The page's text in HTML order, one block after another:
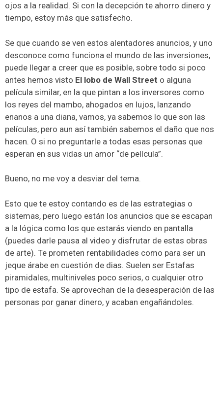
ojos a la realidad. Si con la decepción te ahorro dinero y
tiempo, estoy más que satisfecho.
Se que cuando se ven estos alentadores anuncios, y uno
desconoce como funciona el mundo de las inversiones,
puede llegar a creer que es posible, sobre todo si poco
antes hemos visto El lobo de Wall Street o alguna
película similar, en la que pintan a los inversores como
los reyes del mambo, ahogados en lujos, lanzando
enanos a una diana, vamos, ya sabemos lo que son las
películas, pero aun así también sabemos el daño que nos
hacen. O si no preguntarle a todas esas personas que
esperan en sus vidas un amor “de película”.
Bueno, no me voy a desviar del tema.
Esto que te estoy contando es de las estrategias o
sistemas, pero luego están los anuncios que se escapan
a la lógica como los que estarás viendo en pantalla
(puedes darle pausa al video y disfrutar de estas obras
de arte). Te prometen rentabilidades como para ser un
jeque árabe en cuestión de dias. Suelen ser Estafas
piramidales, multiniveles poco serios, o cualquier otro
tipo de estafa. Se aprovechan de la desesperación de las
personas por ganar dinero, y acaban engañándoles.